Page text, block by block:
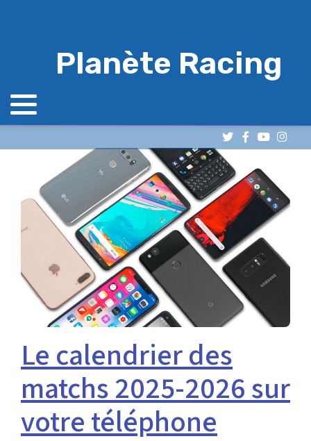
Planète Racing
Le calendrier des
matchs 2025-2026 sur
votre téléphone